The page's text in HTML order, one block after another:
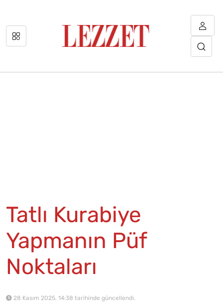
Tatlı Kurabiye
Yapmanın Püf
Noktaları
28 Kasım 2025, 14:38 tarihinde güncellendi.